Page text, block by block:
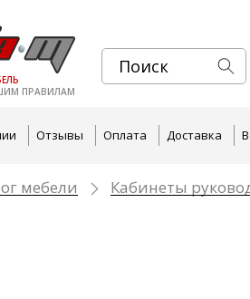
ПРАВИЛАМ
Отзывы Оплата Доставка
мебели Кабинеты